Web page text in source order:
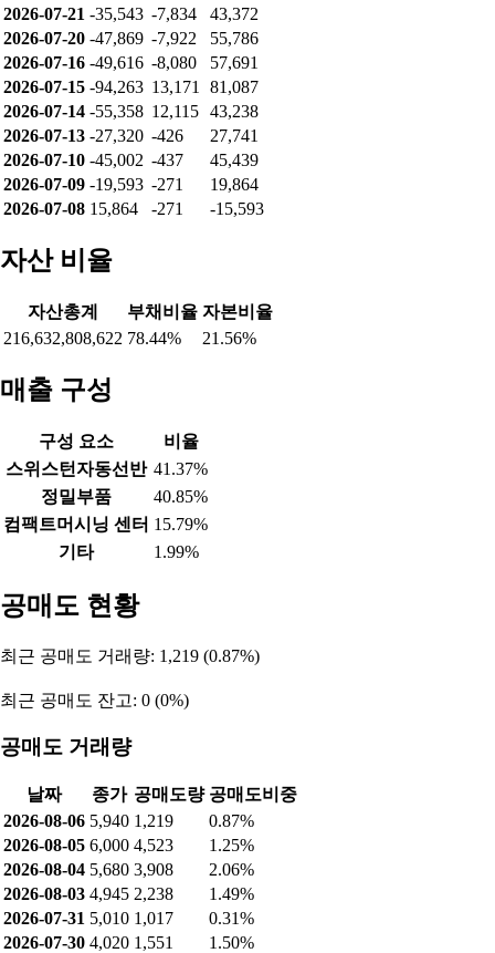
2026-07-21 -35,543 -7,834
43,372
2026-07-20 -47,869 -7,922
55,786
2026-07-16 -49,616 -8,080
57,691
2026-07-15 -94,263 13,171
81,087
2026-07-14 -55,358 12,115 43,238
2026-07-13 -27,320 -426
27,741
2026-07-10 -45,002 -437
45,439
2026-07-09 -19,593 -271
19,864
2026-07-08 15,864 -271 -15,593
자산 비율
자산총계 부채비율 자본비율
216,632,808,622 78.44% 21.56%
매출 구성
구성 요소
비율
스위스턴자동선반 41.37%
정밀부품
40.85%
컴팩트머시닝 센터 15.79%
기타
1.99%
공매도 현황
최근 공매도 거래량: 1,219 (0.87%)
최근 공매도 잔고: 0 (0%)
공매도 거래량
날짜 종가 공매도량 공매도비중
2026-08-06 5,940 1,219
0.87%
2026-08-05 6,000 4,523
1.25%
2026-08-04 5,680 3,908
2.06%
2026-08-03 4,945 2,238
1.49%
2026-07-31 5,010 1,017
0.31%
2026-07-30 4,020 1,551
1.50%